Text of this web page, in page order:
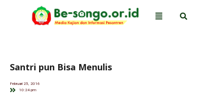
Santri pun Bisa Menulis
Februari 25, 2016
10:24 pm